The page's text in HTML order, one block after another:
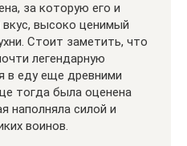
за которую его и
высоко ценимый
Стоит заметить, что
легендарную
в еду еще древними
тогда была оценена
наполняла силой и
воинов.